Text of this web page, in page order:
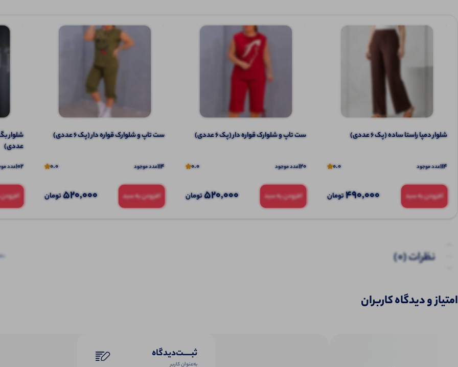
شلوار دمپا راستا ساده (پک 6 عددی)
114عدد موجود 0.0
افزودن به سبد 490,000تومان
ست تاپ و شلوارک قواره دار (پک 6 عددی)
120عدد موجود 0.0
افزودن به سبد 520,000تومان
ست تاپ و شلوارک قواره دار (پک 6 عددی)
114عدد موجود 0.0
افزودن به سبد 520,000تومان
عددی)
102عدد
نظرات (0)
امتیاز و دیدگاه کاربران
ثبـــــت‌دیدگاه
به‌عنوان کاربر